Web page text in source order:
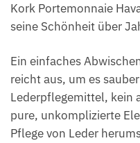
Kork Portemonnaie
seine Schönheit über
Ein einfaches
reicht aus, um es
Lederpflegemittel, kein
pure, unkomplizierte
Pflege von Leder